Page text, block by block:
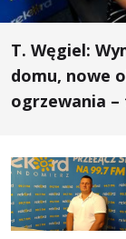
T. Węgiel:
domu, nowe
ogrzewania